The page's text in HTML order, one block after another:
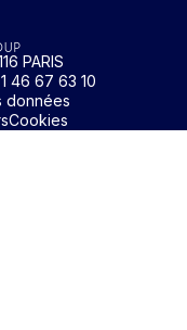
PARIS
46 67 63 10
données
Cookies